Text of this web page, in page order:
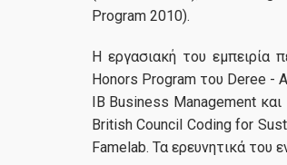
Program 2010).
Η εργασιακή του εμπειρία
Honors Program του Deree -
IB Business Management
British Council Coding for
Famelab. Τα ερευνητικά του